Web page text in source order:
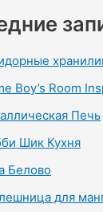
Boy’s Room
Печь
Шик Кухня
Белово
для